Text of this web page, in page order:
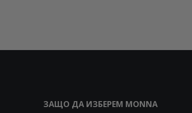
ЗАЩО ДА ИЗБЕРЕМ MONNA